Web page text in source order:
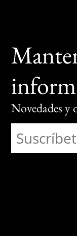
Novedades y